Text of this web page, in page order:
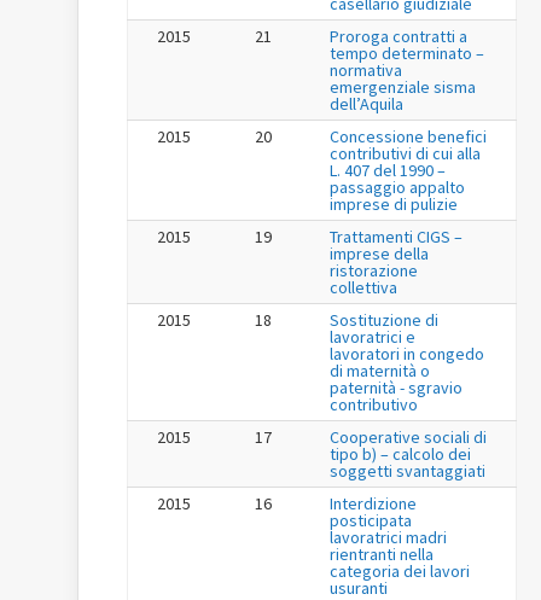
2015
21 Proroga contratti a
tempo determinato –
normativa
emergenziale sisma
dell’Aquila
2015
20 Concessione benefici
contributivi di cui alla
L. 407 del 1990 –
passaggio appalto
imprese di pulizie
2015
19 Trattamenti CIGS –
imprese della
ristorazione
collettiva
2015
18 Sostituzione di
lavoratrici e
lavoratori in congedo
di maternità o
paternità - sgravio
contributivo
2015
17 Cooperative sociali di
tipo b) – calcolo dei
soggetti svantaggiati
2015
16 Interdizione
posticipata
lavoratrici madri
rientranti nella
categoria dei lavori
usuranti